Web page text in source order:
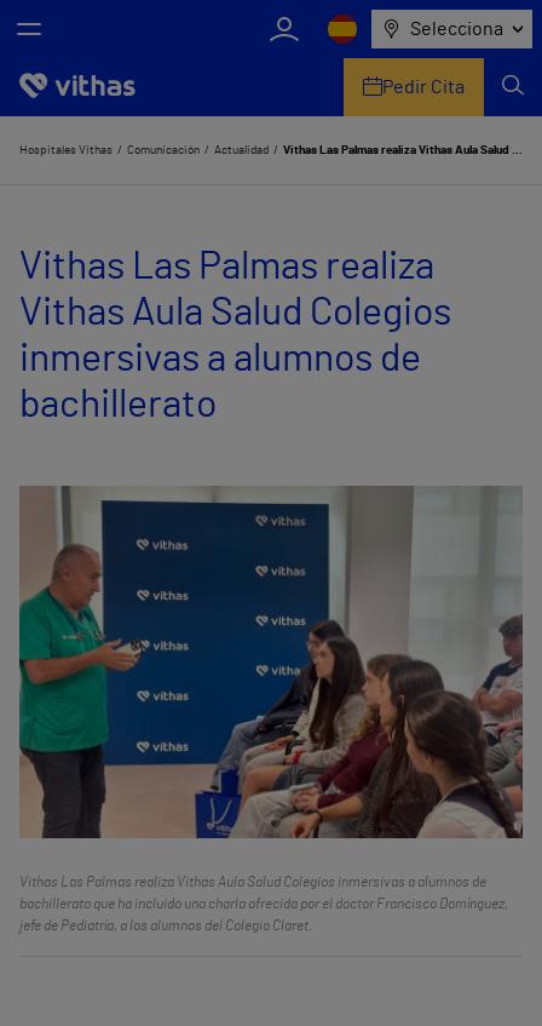
Selecciona
Nosotros
Servicios de salud
Equipo médico y asistencial
Pedir Cita
Hospitales Vithas Comunicación Actualidad Vithas Las Palmas realiza Vithas Aula Salud Colegios inmersivas a alumnos de bachillerato
Vithas Las Palmas realiza
Vithas Aula Salud Colegios
inmersivas a alumnos de
bachillerato
Vithas Las Palmas realiza Vithas Aula Salud Colegios inmersivas a alumnos de
bachillerato que ha incluido una charla ofrecida por el doctor Francisco Domínguez,
jefe de Pediatría, a los alumnos del Colegio Claret.